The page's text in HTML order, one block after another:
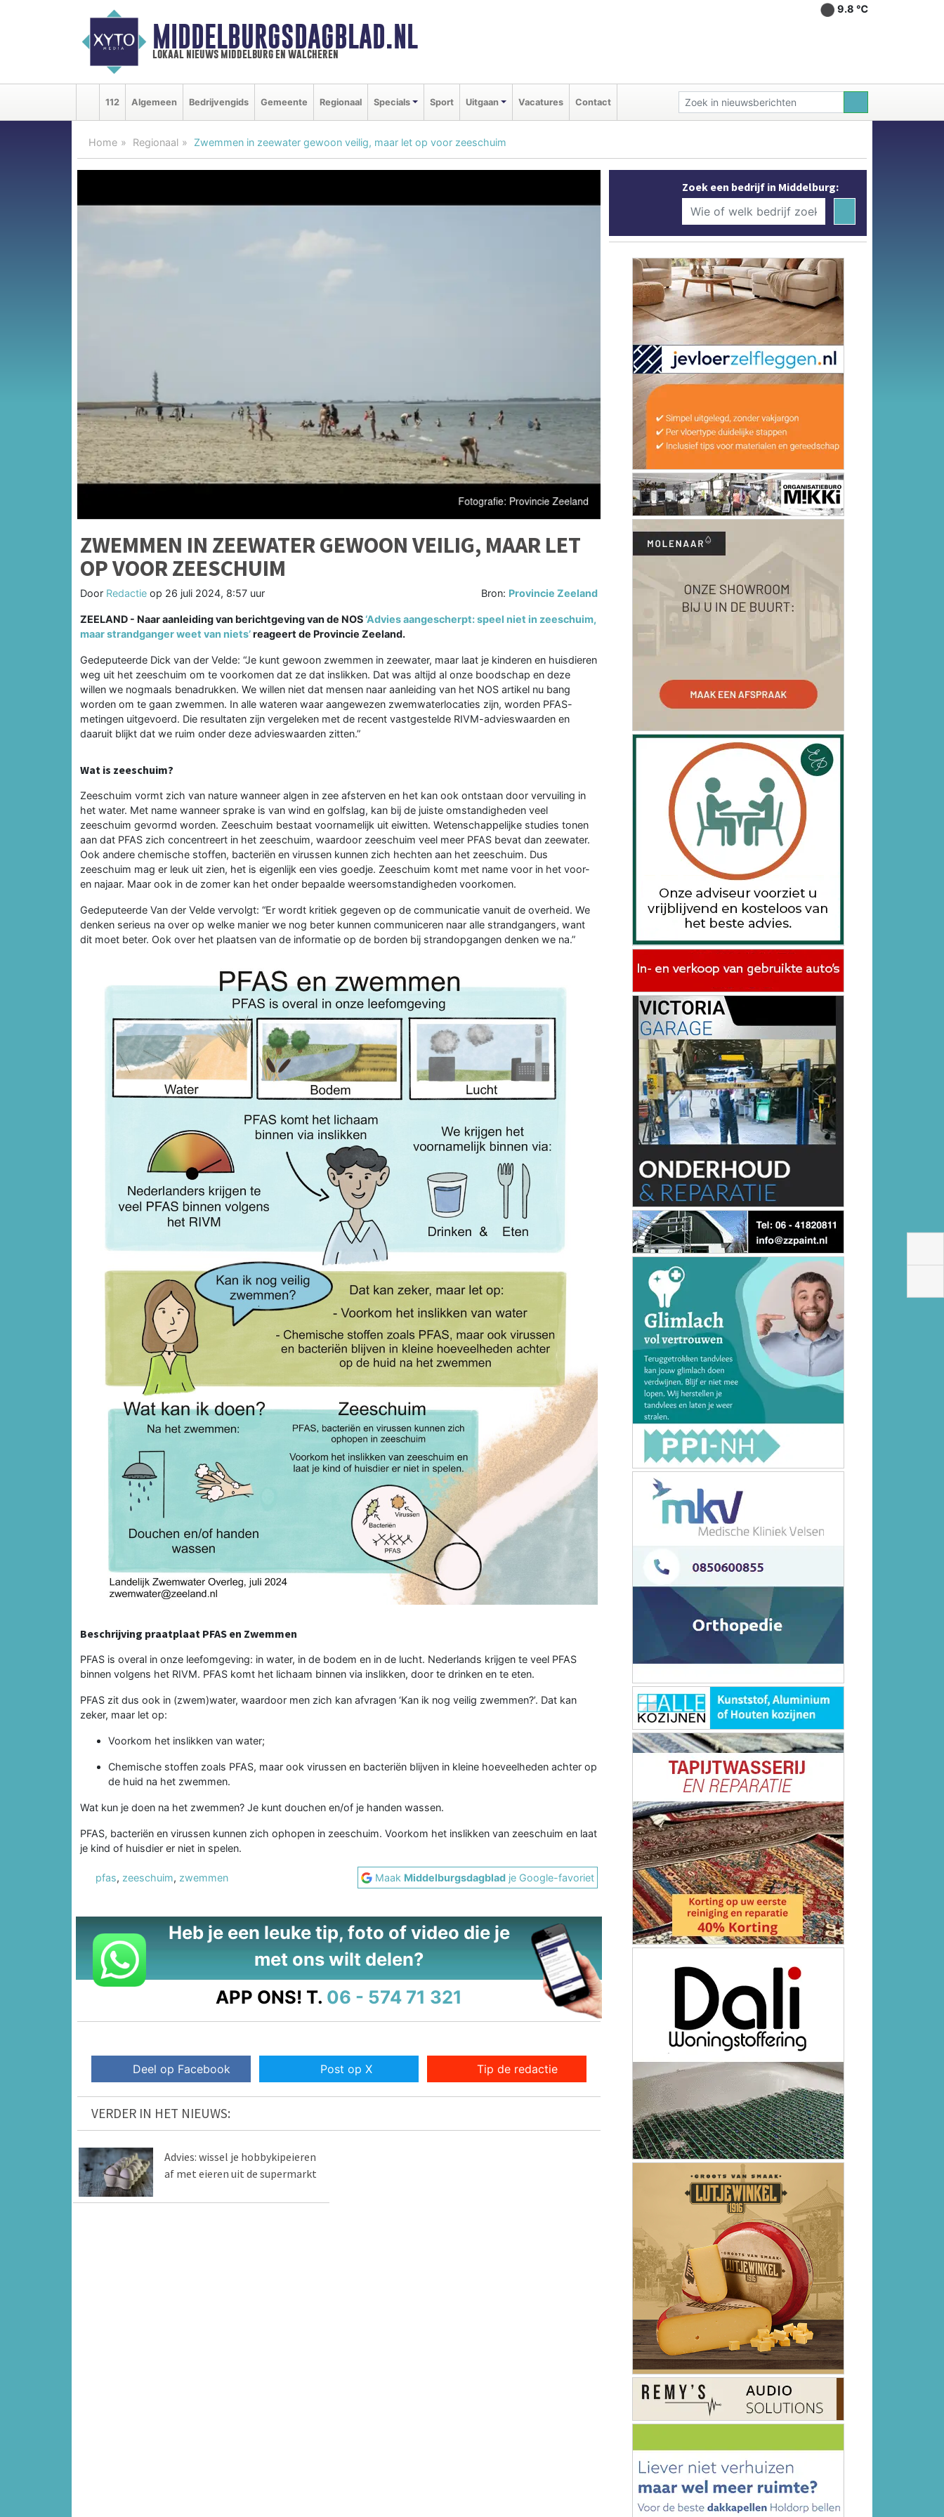
MIDDELBURGSDAGBLAD.NL
lokaal nieuws middelburg en walcheren
9.8 ℃
112 Algemeen Bedrijvengids Gemeente Regionaal Specials Sport Uitgaan Vacatures Contact
Home Regionaal Zwemmen in zeewater gewoon veilig, maar let op voor zeeschuim
ZWEMMEN IN ZEEWATER GEWOON VEILIG, MAAR LET
OP VOOR ZEESCHUIM
Door Redactie op 26 juli 2024, 8:57 uur Bron: Provincie Zeeland
ZEELAND - Naar aanleiding van berichtgeving van de NOS‘Advies aangescherpt: speel niet in zeeschuim,
maar strandganger weet van niets’reageert de Provincie Zeeland.
Gedeputeerde Dick van der Velde: “Je kunt gewoon zwemmen in zeewater, maar laat je kinderen en huisdieren
weg uit het zeeschuim om te voorkomen dat ze dat inslikken. Dat was altijd al onze boodschap en deze
willen we nogmaals benadrukken. We willen niet dat mensen naar aanleiding van het NOS artikel nu bang
worden om te gaan zwemmen. In alle wateren waar aangewezen zwemwaterlocaties zijn, worden PFAS-
metingen uitgevoerd. Die resultaten zijn vergeleken met de recent vastgestelde RIVM-advieswaarden en
daaruit blijkt dat we ruim onder deze advieswaarden zitten.”
Wat is zeeschuim?
Zeeschuim vormt zich van nature wanneer algen in zee afsterven en het kan ook ontstaan door vervuiling in
het water. Met name wanneer sprake is van wind en golfslag, kan bij de juiste omstandigheden veel
zeeschuim gevormd worden. Zeeschuim bestaat voornamelijk uit eiwitten. Wetenschappelijke studies tonen
aan dat PFAS zich concentreert in het zeeschuim, waardoor zeeschuim veel meer PFAS bevat dan zeewater.
Ook andere chemische stoffen, bacteriën en virussen kunnen zich hechten aan het zeeschuim. Dus
zeeschuim mag er leuk uit zien, het is eigenlijk een vies goedje. Zeeschuim komt met name voor in het voor-
en najaar. Maar ook in de zomer kan het onder bepaalde weersomstandigheden voorkomen.
Gedeputeerde Van der Velde vervolgt: “Er wordt kritiek gegeven op de communicatie vanuit de overheid. We
denken serieus na over op welke manier we nog beter kunnen communiceren naar alle strandgangers, want
dit moet beter. Ook over het plaatsen van de informatie op de borden bij strandopgangen denken we na.”
Beschrijving praatplaat PFAS en Zwemmen
PFAS is overal in onze leefomgeving: in water, in de bodem en in de lucht. Nederlands krijgen te veel PFAS
binnen volgens het RIVM. PFAS komt het lichaam binnen via inslikken, door te drinken en te eten.
PFAS zit dus ook in (zwem)water, waardoor men zich kan afvragen ‘Kan ik nog veilig zwemmen?’. Dat kan
zeker, maar let op:
Voorkom het inslikken van water;
Chemische stoffen zoals PFAS, maar ook virussen en bacteriën blijven in kleine hoeveelheden achter op
de huid na het zwemmen.
Wat kun je doen na het zwemmen? Je kunt douchen en/of je handen wassen.
PFAS, bacteriën en virussen kunnen zich ophopen in zeeschuim. Voorkom het inslikken van zeeschuim en laat
je kind of huisdier er niet in spelen.
pfas, zeeschuim, zwemmen Maak Middelburgsdagblad je Google-favoriet
Heb je een leuke tip, foto of video die je
met ons wilt delen?
APP ONS! T. 06 - 574 71 321
Deel op Facebook Post op X Tip de redactie
VERDER IN HET NIEUWS:
Advies: wissel je hobbykipeieren
af met eieren uit de supermarkt
Zoek een bedrijf in Middelburg: